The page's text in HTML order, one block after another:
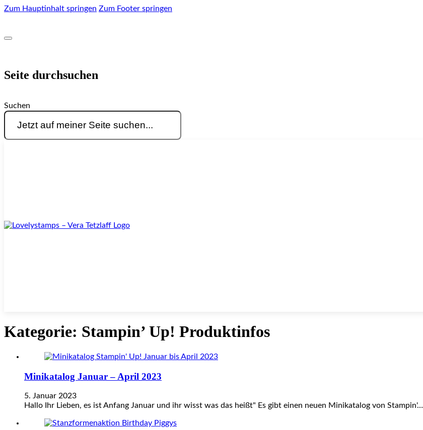
Zum Hauptinhalt springen Zum Footer springen
Seite durchsuchen
Suchen
Kategorie: Stampin’ Up! Produktinfos
Minikatalog Januar – April 2023
5. Januar 2023
Hallo Ihr Lieben, es ist Anfang Januar und ihr wisst was das heißt" Es gibt einen neuen Minikatalog von Stampin'…